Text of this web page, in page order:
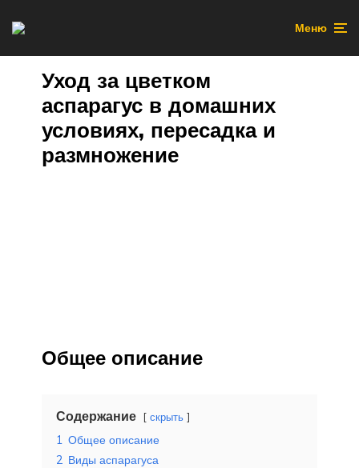
Меню
Уход за цветком
аспарагус в домашних
условиях, пересадка и
размножение
Общее описание
Содержание скрыть
1 Общее описание
2 Виды аспарагуса